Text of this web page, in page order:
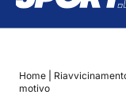
Home
motivo